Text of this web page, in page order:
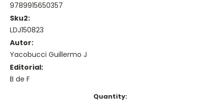
9789915650357
Sku2:
LDJ150823
Autor:
Yacobucci Guillermo J
Editorial:
B de F
Quantity: